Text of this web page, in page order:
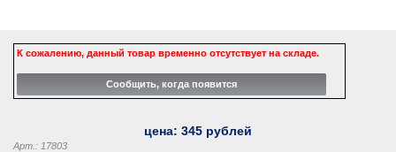
К сожалению, данный товар временно отсутствует на складе.
цена: 345 рублей
Арт.: 17803